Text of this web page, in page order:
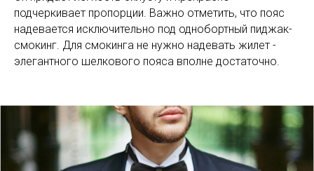
подчеркивает пропорции. Важно отметить, что пояс
надевается исключительно под однобортный пиджак-
смокинг. Для смокинга не нужно надевать жилет -
элегантного шелкового пояса вполне достаточно.